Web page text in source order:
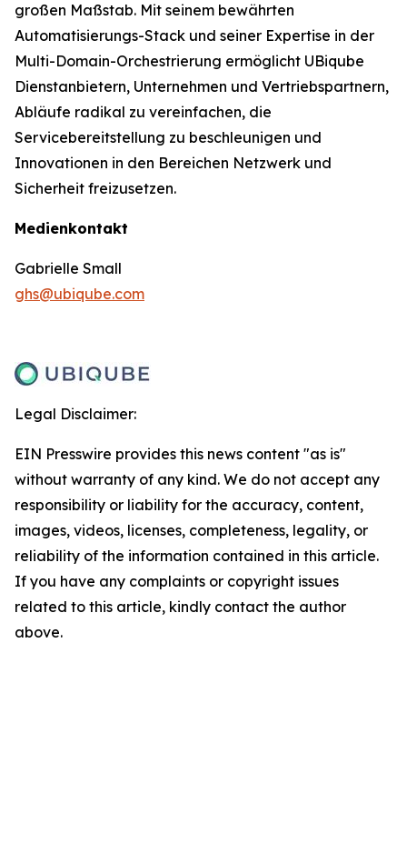
großen Maßstab. Mit seinem bewährten
Automatisierungs-Stack und seiner Expertise in der
Multi-Domain-Orchestrierung ermöglicht UBiqube
Dienstanbietern, Unternehmen und Vertriebspartnern,
Abläufe radikal zu vereinfachen, die
Servicebereitstellung zu beschleunigen und
Innovationen in den Bereichen Netzwerk und
Sicherheit freizusetzen.
Medienkontakt
Gabrielle Small
ghs@ubiqube.com
Legal Disclaimer:
EIN Presswire provides this news content "as is"
without warranty of any kind. We do not accept any
responsibility or liability for the accuracy, content,
images, videos, licenses, completeness, legality, or
reliability of the information contained in this article.
If you have any complaints or copyright issues
related to this article, kindly contact the author
above.